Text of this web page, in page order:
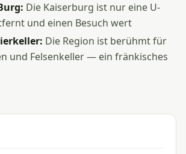
Die Kaiserburg ist nur eine U-
und einen Besuch wert
Die Region ist berühmt für
und Felsenkeller — ein fränkisches